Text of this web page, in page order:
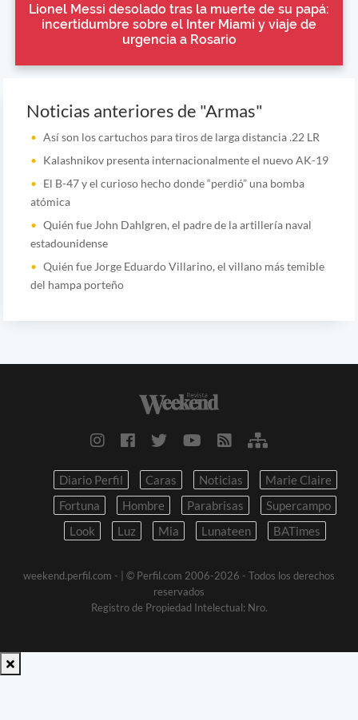
Lionel Messi desolado tras la muerte de su papá:
incertidumbre sobre el Inter Miami y viaje de
urgencia a Rosario
Noticias anteriores de "Armas"
Así son los cartuchos para tiros de larga distancia .22 LR
Kalashnikov presenta internacionalmente el nuevo AK-19
El B-47 y el curioso hecho donde “perdió” una bomba
atómica
Quién fue John Dahlgren, el padre de la artillería naval
estadounidense
Quién fue Jorge Eduardo Villarino, el villano más temible
del hampa porteño
Diario Perfil Caras Noticias
Marie Claire
Fortuna
Hombre Parabrisas
Supercampo
Look
Luz Mia Lunateen BATimes
weekend.perfil.com -
| © Perfil.com 2006-2026 - Todos los derechos
reservados
Registro de Propiedad Intelectual: Nro.